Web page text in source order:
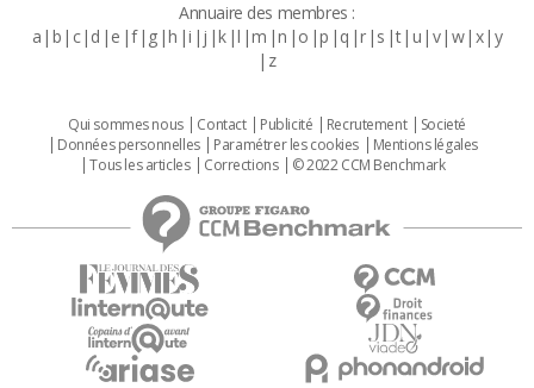
Annuaire des membres :
a b c d e f g h i j k l m n o p q r s t u v w x y
z
Qui sommes nous Contact Publicité Recrutement
Societé
Données personnelles
Paramétrer les cookies
Mentions légales
Tous les articles
Corrections © 2022 CCM Benchmark